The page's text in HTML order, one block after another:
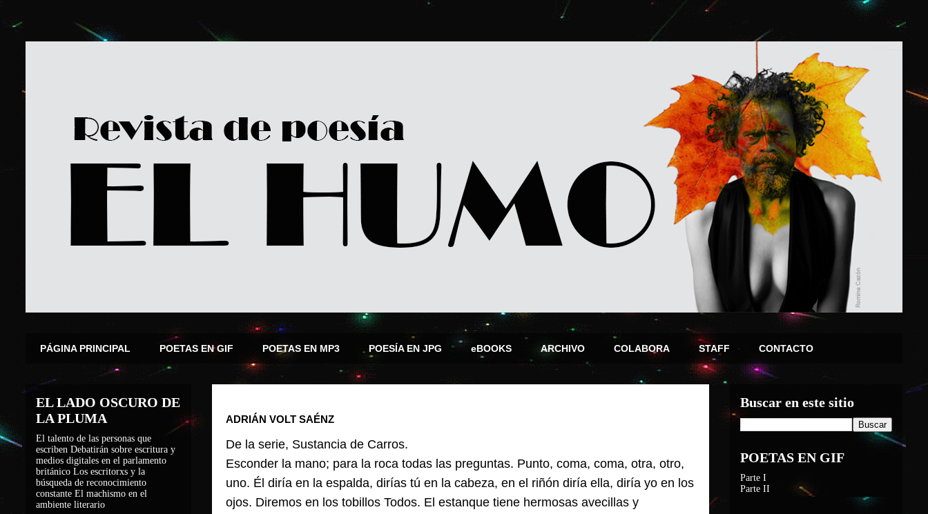
PÁGINA PRINCIPAL POETAS EN GIF POETAS EN MP3 POESÍA EN JPG eBOOKS ARCHIVO COLABORA STAFF CONTACTO
ADRIÁN VOLT SAÉNZ
De la serie, Sustancia de Carros.
Esconder la mano; para la roca todas las preguntas. Punto, coma, coma, otra, otro,
uno. Él diría en la espalda, dirías tú en la cabeza, en el riñón diría ella, diría yo en los
ojos. Diremos en los tobillos Todos. El estanque tiene hermosas avecillas y
EL LADO OSCURO DE
LA PLUMA
El talento de las personas que
escriben Debatirán sobre escritura y
medios digitales en el parlamento
británico Los escritorxs y la
búsqueda de reconocimiento
constante El machismo en el
ambiente literario
Buscar en este sitio
POETAS EN GIF
Parte I
Parte II